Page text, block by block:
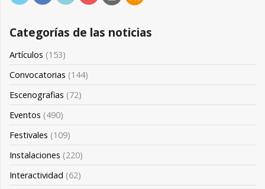
Categorías de las noticias
Artículos (153)
Convocatorias (144)
Escenografias (72)
Eventos (490)
Festivales (109)
Instalaciones (220)
Interactividad (62)